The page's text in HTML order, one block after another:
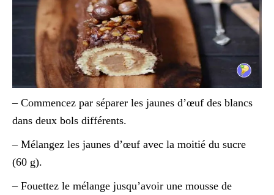
– Commencez par séparer les jaunes d’œuf des blancs
dans deux bols différents.
– Mélangez les jaunes d’œuf avec la moitié du sucre
(60 g).
– Fouettez le mélange jusqu’avoir une mousse de